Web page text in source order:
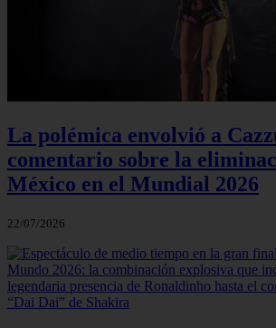
La polémica envolvió a
comentario sobre la
México en el Mundial 2026
22/07/2026